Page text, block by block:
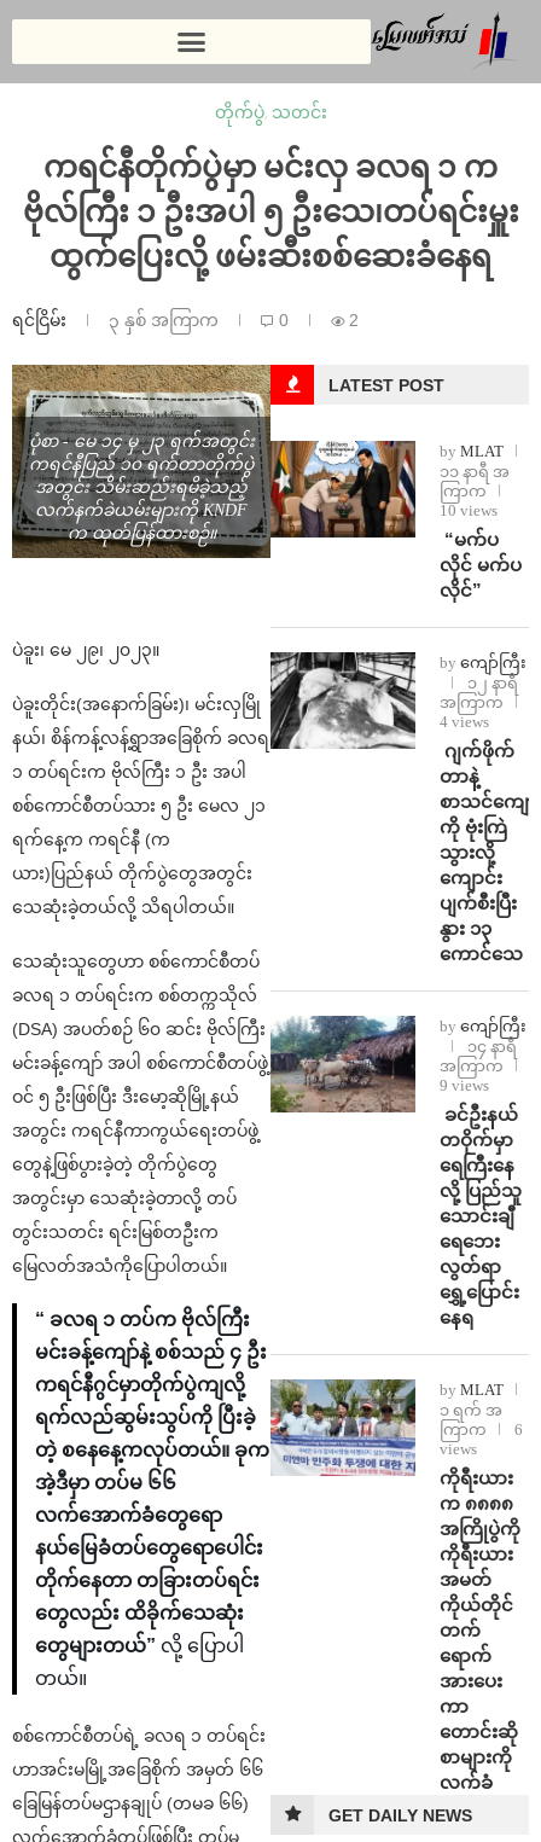
တိုက်ပွဲ, သတင်း
ကရင်နီတိုက်ပွဲမှာ မင်းလှ ခလရ ၁ က
ဗိုလ်ကြီး ၁ ဦးအပါ ၅ ဦးသေ၊တပ်ရင်းမှူး
ထွက်ပြေးလို့ ဖမ်းဆီးစစ်ဆေးခံနေရ
ရင်ငြိမ်း ၃ နှစ် အကြာက 0 2
ပုံစာ - မေ ၁၄ မှ ၂၃ ရက်အတွင်း
ကရင်နီပြည် ၁၀ ရက်တာတိုက်ပွဲ
အတွင်း သိမ်းဆည်းရမိခဲ့သည့်
လက်နက်ခဲယမ်းများကို KNDF
က ထုတ်ပြန်ထားစဉ်။
ပဲခူး၊ မေ ၂၉၊ ၂၀၂၃။
ပဲခူးတိုင်း(အနောက်ခြမ်း)၊ မင်းလှမြို
နယ်၊ စိန်ကန့်လန့်ရွာအခြေစိုက် ခလရ
၁ တပ်ရင်းက ဗိုလ်ကြီး ၁ ဦး အပါ
စစ်ကောင်စီတပ်သား ၅ ဦး မေလ ၂၁
ရက်နေ့က ကရင်နီ (က
ယား)ပြည်နယ် တိုက်ပွဲတွေအတွင်း
သေဆုံးခဲ့တယ်လို့ သိရပါတယ်။
သေဆုံးသူတွေဟာ စစ်ကောင်စီတပ်
ခလရ ၁ တပ်ရင်းက စစ်တက္ကသိုလ်
(DSA) အပတ်စဉ် ၆၀ ဆင်း ဗိုလ်ကြီး
မင်းခန့်ကျော် အပါ စစ်ကောင်စီတပ်ဖွဲ့
ဝင် ၅ ဦးဖြစ်ပြီး ဒီးမော့ဆိုမြို့နယ်
အတွင်း ကရင်နီကာကွယ်ရေးတပ်ဖွဲ့
တွေနဲ့ဖြစ်ပွားခဲ့တဲ့ တိုက်ပွဲတွေ
အတွင်းမှာ သေဆုံးခဲ့တာလို့ တပ်
တွင်းသတင်း ရင်းမြစ်တဦးက
မြေလတ်အသံကိုပြောပါတယ်။
“ ခလရ ၁ တပ်က ဗိုလ်ကြီး
မင်းခန့်ကျော်နဲ့ စစ်သည် ၄ ဦး
ကရင်နီဂွင်မှာတိုက်ပွဲကျလို့
ရက်လည်ဆွမ်းသွပ်ကို ပြီးခဲ့
တဲ့ စနေနေ့ကလုပ်တယ်။ ခုက
အဲ့ဒီမှာ တပ်မ ၆၆
လက်အောက်ခံတွေရော
နယ်မြေခံတပ်တွေရောပေါင်း
တိုက်နေတာ တခြားတပ်ရင်း
တွေလည်း ထိခိုက်သေဆုံး
တွေများတယ်” လို့ ပြောပါ
တယ်။
စစ်ကောင်စီတပ်ရဲ့ ခလရ ၁ တပ်ရင်း
ဟာအင်းမမြို့အခြေစိုက် အမှတ် ၆၆
ခြေမြန်တပ်မဌာနချုပ် (တမခ ၆၆)
လက်အောက်ခံတပ်ဖြစ်ပြီး တပ်မ
LATEST POST
by MLAT
၁၁ နာရီ အ
ကြာက
10 views
⁨ ⁨“မက်ပ
လိုင် မက်ပ
လိုင်”
by ကျော်ကြီး
၁၂ နာရီ
အကြာက
4 views
⁨⁩ ⁨ဂျက်ဖိုက်
တာနဲ့
စာသင်ကျော
ကို ဗုံးကြဲ
သွားလို့
ကျောင်း
ပျက်စီးပြီး
နွား ၁၃
ကောင်သေ
by ကျော်ကြီး
၁၄ နာရီ
အကြာက
9 views
⁩ ⁨ခင်ဦးနယ်
တဝိုက်မှာ
ရေကြီးနေ
လို့ ပြည်သူ
သောင်းချီ
ရေဘေး
လွတ်ရာ
ရွှေ့ပြောင်း
နေရ
by MLAT
၁ ရက် အ
ကြာက
6
views
ကိုရီးယား
က ၈၈၈၈
အကြိုပွဲကို
ကိုရီးယား
အမတ်
ကိုယ်တိုင်
တက်
ရောက်
အားပေး
ကာ
တောင်းဆို
စာများကို
လက်ခံ
GET DAILY NEWS